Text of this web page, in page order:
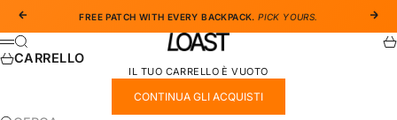
PRECEDENTEFREE PATCH WITH EVERY BACKPACK.PICK YOURS.
LOAST CO
MENÙ
CERCA
CARRELLO
IL TUO CARRELLO È VUOTO
CONTINUA GLI ACQUISTI